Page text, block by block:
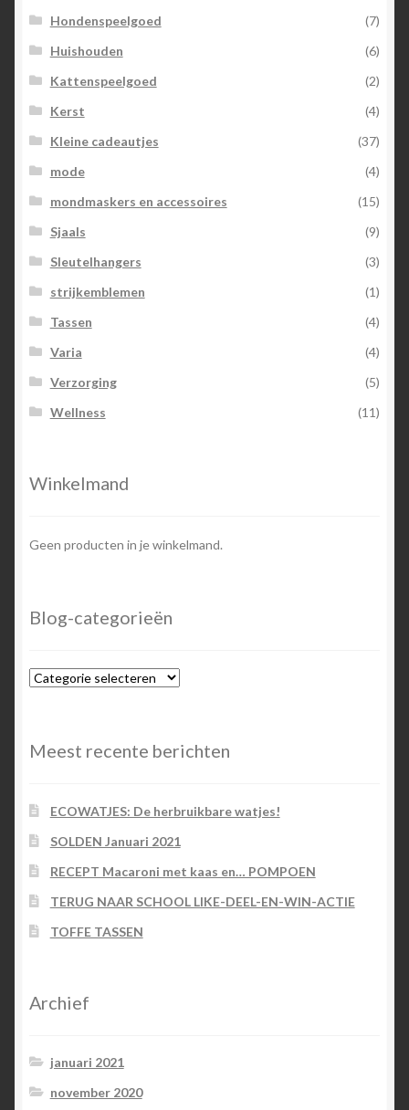
Hondenspeelgoed
(7)
Huishouden
(6)
Kattenspeelgoed
(2)
Kerst
(4)
Kleine cadeautjes
(37)
mode
(4)
mondmaskers en accessoires
(15)
Sjaals
(9)
Sleutelhangers
(3)
strijkemblemen
(1)
Tassen
(4)
Varia
(4)
Verzorging
(5)
Wellness
(11)
Winkelmand
Geen producten in je winkelmand.
Blog-categorieën
Blog-
Meest recente berichten
ECOWATJES: De herbruikbare watjes!
SOLDEN Januari 2021
RECEPT Macaroni met kaas en… POMPOEN
TERUG NAAR SCHOOL LIKE-DEEL-EN-WIN-ACTIE
TOFFE TASSEN
Archief
januari 2021
november 2020